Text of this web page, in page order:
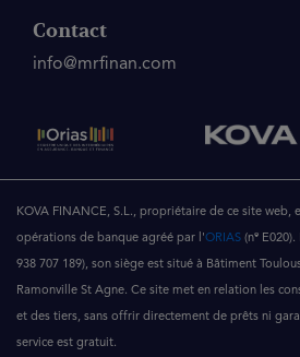
Contact
info@mrfinan.com
KOVA FINANCE, S.L., propriétaire de ce site web,
opérations de banque agréé par l'ORIAS (nº
938 707 189), son siège est situé à Bâtiment
Ramonville St Agne. Ce site met en relation les
et des tiers, sans offrir directement de prêts ni
service est gratuit.